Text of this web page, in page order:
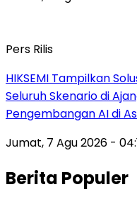
Pers Rilis
HIKSEMI Tampilkan
Seluruh Skenario di
Pengembangan AI di
Jumat, 7 Agu 2026 -
Berita Populer